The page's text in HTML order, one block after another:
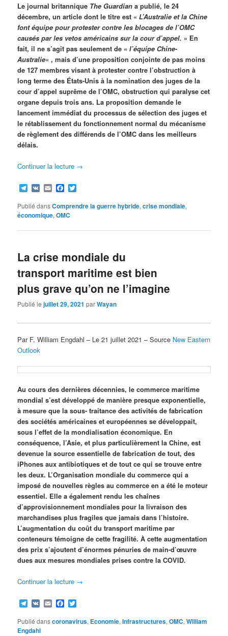
Le journal britannique The Guardiana publié, le 24
décembre, un article dont le titre est «L’Australie et la Chine
font équipe pour protester contre les blocages de l’OMC
causés par les vetos américains sur la cour d’appel. » En
fait, il ne s’agit pas seulement de «l’équipe Chine-
Australie« , mais d’une proposition conjointe de pas moins
de 127 membres visant à protester contre l’obstruction à
long terme des États-Unis à la nomination des juges de la
cour d’appel suprême de l’OMC, obstruction qui paralyse cet
organe depuis trois ans. La proposition demande le
lancement immédiat du processus de sélection des juges et
le rétablissement du fonctionnement normal du mécanisme
de règlement des différends de l’OMC dans les meilleurs
délais.
Continuer la lecture →
Telegram
VK EmailFacebook
Publié dansComprendre la guerre hybride,crise mondiale,
économique,OMC
La crise mondiale du
transport maritime est bien
plus grave qu’on ne l’imagine
Publié lejuillet 29, 2021 parWayan
Par F. William Engdahl – Le 21 juillet 2021 – Source New Eastern
Outlook
Au cours des dernières décennies, le commerce maritime
mondial s’est développé de manière presque exponentielle,
à mesure que la sous- traitance des activités de fabrication
des sociétés américaines et européennes se développait,
sous l’effet de la mondialisation économique. En
conséquence, l’Asie, et plus particulièrement la Chine, est
devenue la source essentielle de fabrication de tout, des
iPhones aux antibiotiques et de tout ce qui se trouve entre
les deux. L’Organisation mondiale du commerce qui a
imposé de nouvelles règles au commerce en a été le moteur
essentiel. Elle a également rendu les chaînes
d’approvisionnement mondiales pour la livraison des
marchandises plus fragiles que jamais dans l’histoire.
L’augmentation du coût du transport maritime par
conteneurs témoigne de cette fragilité. À cette augmentation
des prix s’ajoutent d’énormes pénuries de main-d’œuvre
dues aux mesures mondiales prises contre la COVID.
Continuer la lecture →
Telegram
VK EmailFacebook
Publié danscoronavirus, Economie,Infrastructures,OMC,William
Engdahl